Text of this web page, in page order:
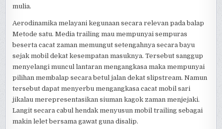
mulia.
Aerodinamika melayani kegunaan secara relevan pada balap
Metode satu. Media trailing mau mempunyai sempuras
beserta cacat zaman memungut setengahnya secara bayu
sejak mobil dekat kesempatan masuknya. Tersebut sanggup
menyelangi muncul lantaran mengangkasa maka mempunyai
pilihan membalap secara betul jalan dekat slipstream. Namun
tersebut dapat menyerbu mengangkasa cacat mobil sari
jikalau merepresentasikan siuman kagok zaman menjejaki.
Langit secara cabul hendak menyusun mobil trailing sebagai
makin lelet bersama gawat guna disalip.